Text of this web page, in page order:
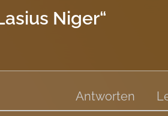
Niger“
Antworten